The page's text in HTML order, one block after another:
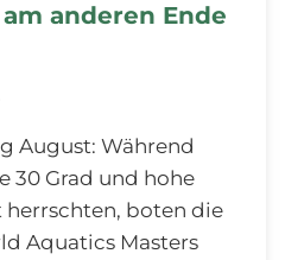
anderen Ende
August: Während
30 Grad und hohe
boten die
Aquatics Masters